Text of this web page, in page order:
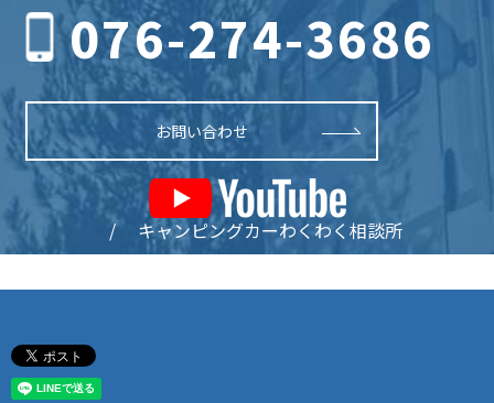
076-274-3686
お問い合わせ
/ キャンピングカーわくわく相談所